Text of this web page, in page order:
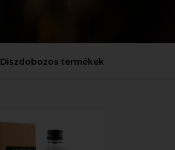
Diszdobozos termékek